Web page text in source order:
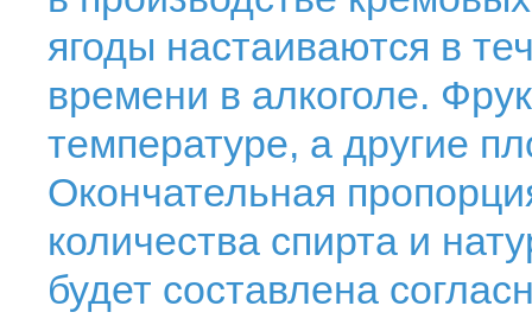
ягоды настаиваются в
времени в алкоголе.
температуре, а другие
Окончательная
количества спирта и
будет составлена